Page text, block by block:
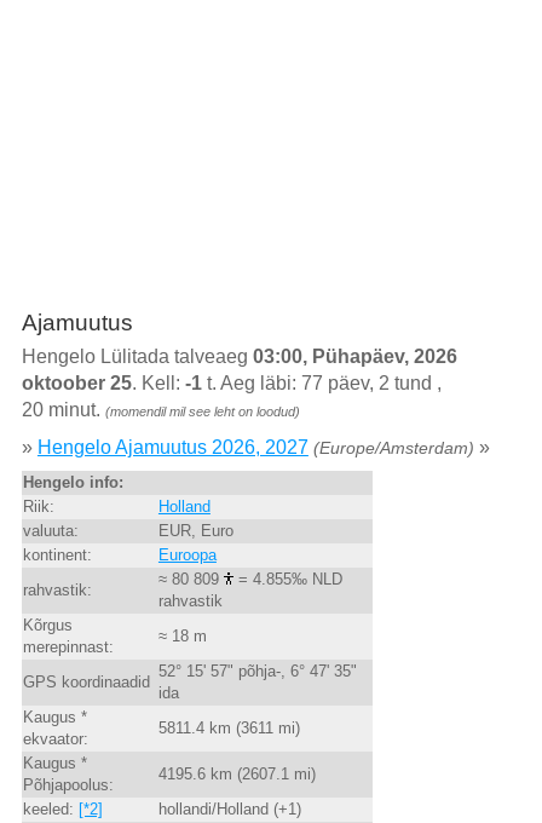
Ajamuutus
Hengelo Lülitada talveaeg 03:00, Pühapäev, 2026
oktoober 25. Kell: -1t. Aeg läbi: 77 päev, 2 tund ,
20 minut. (momendil mil see leht on loodud)
» Hengelo Ajamuutus 2026, 2027 (Europe/Amsterdam) »
Hengelo info:
Riik:
Holland
valuuta:
EUR, Euro
kontinent:
Euroopa
rahvastik:
≈ 80 809
= 4.855‰ NLD
rahvastik
Kõrgus
merepinnast:
≈ 18 m
GPS koordinaadid
52° 15' 57" põhja-, 6° 47' 35"
ida
Kaugus *
ekvaator:
5811.4 km (3611 mi)
Kaugus *
Põhjapoolus:
4195.6 km (2607.1 mi)
keeled: [*2]
hollandi/Holland (+1)